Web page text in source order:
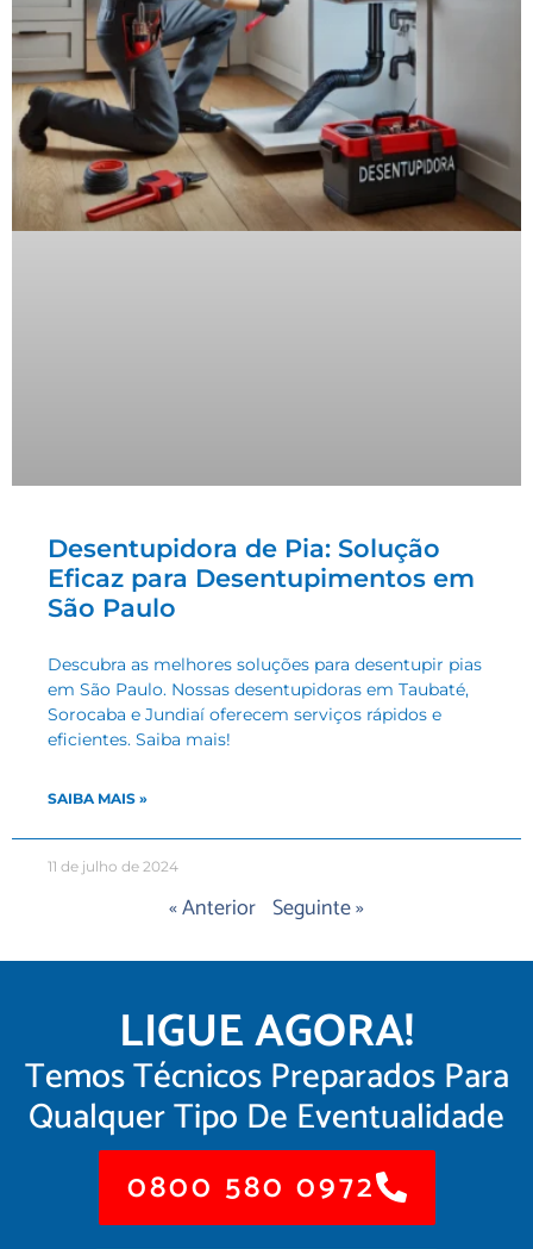
Desentupidora de Pia: Solução
Eficaz para Desentupimentos em
São Paulo
Descubra as melhores soluções para desentupir pias
em São Paulo. Nossas desentupidoras em Taubaté,
Sorocaba e Jundiaí oferecem serviços rápidos e
eficientes. Saiba mais!
SAIBA MAIS »
11 de julho de 2024
« Anterior Seguinte »
LIGUE AGORA!
Temos Técnicos Preparados Para
Qualquer Tipo De Eventualidade
0800 580 0972